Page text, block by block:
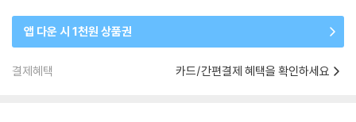
앱 다운 시 1천원 상품권
결제혜택 카드/간편결제 혜택을 확인하세요